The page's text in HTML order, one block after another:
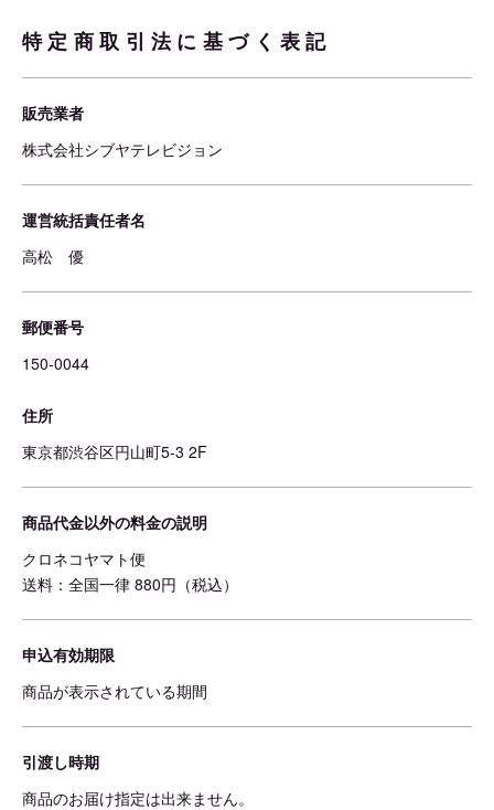
特定商取引法に基づく表記
販売業者
株式会社シブヤテレビジョン
運営統括責任者名
高松 優
郵便番号
150-0044
住所
東京都渋谷区円山町5-3 2F
商品代金以外の料金の説明
クロネコヤマト便
送料：全国一律 880円（税込）
申込有効期限
商品が表示されている期間
引渡し時期
商品のお届け指定は出来ません。